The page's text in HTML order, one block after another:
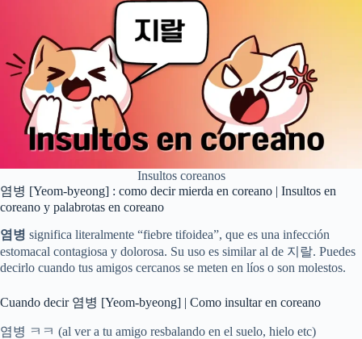
Insultos coreanos
염병 [Yeom-byeong] : como decir mierda en coreano | Insultos en
coreano y palabrotas en coreano
염병 significa literalmente “fiebre tifoidea”, que es una infección
estomacal contagiosa y dolorosa. Su uso es similar al de 지랄. Puedes
decirlo cuando tus amigos cercanos se meten en líos o son molestos.
Cuando decir 염병 [Yeom-byeong] | Como insultar en coreano
염병 ㅋㅋ (al ver a tu amigo resbalando en el suelo, hielo etc)